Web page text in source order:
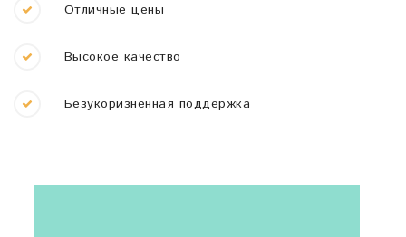
Отличные цены
Высокое качество
Безукоризненная поддержка